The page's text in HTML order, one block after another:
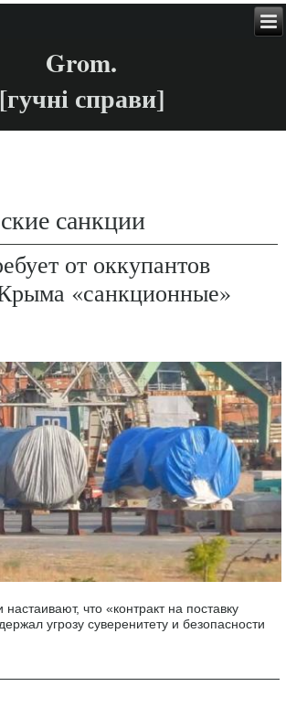
Grom.
[гучні справи]
санкции
от оккупантов
«санкционные»
настаивают, что «контракт на поставку
угрозу суверенитету и безопасности